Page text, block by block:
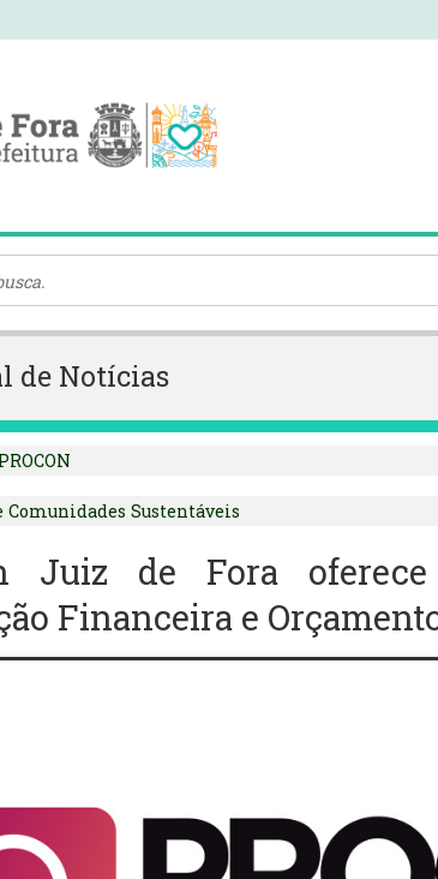
de Notícias
PROCON
Comunidades Sustentáveis
Juiz de Fora
Financeira e